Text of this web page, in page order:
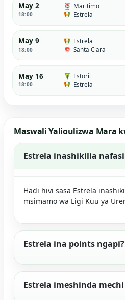
May 2
18:00
Maritimo
Estrela
May 9
18:00
Estrela
Santa Clara
May 16
18:00
Estoril
Estrela
Maswali Yalioulizwa Mara
Estrela inashikilia
Hadi hivi sasa Estrela
msimamo wa Ligi Kuu ya
Estrela ina points ngapi?
Estrela imeshinda